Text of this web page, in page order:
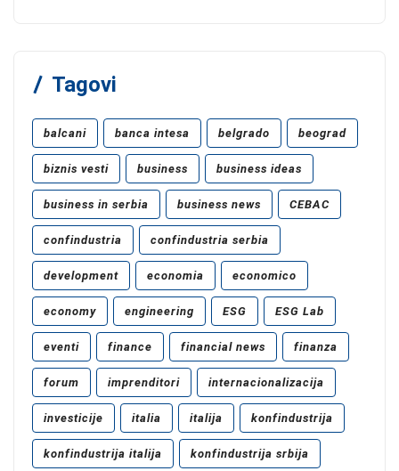
Tagovi
balcani banca intesa belgrado beograd
biznis vesti business business ideas
business in serbia business news CEBAC
confindustria confindustria serbia
development economia economico
economy engineering ESG ESG Lab
eventi finance financial news finanza
forum imprenditori internacionalizacija
investicije italia italija konfindustrija
konfindustrija italija konfindustrija srbija